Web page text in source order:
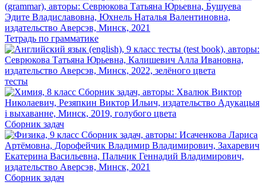
Тетрадь по грамматике
тесты
Сборник задач
Сборник задач